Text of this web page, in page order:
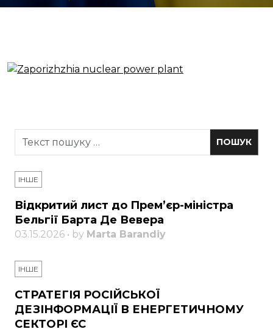
ІНШЕ
Відкритий лист до Прем’єр-міністра
Бельгії Барта Де Вевера
03.15.2026 • by Marta Barandiy
ІНШЕ
СТРАТЕГІЯ РОСІЙСЬКОЇ
ДЕЗІНФОРМАЦІЇ В ЕНЕРГЕТИЧНОМУ
СЕКТОРІ ЄС